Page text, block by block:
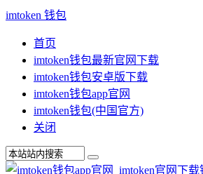
imtoken 钱包
首页
imtoken钱包最新官网下载
imtoken钱包安卓版下载
imtoken钱包app官网
imtoken钱包(中国官方)
关闭